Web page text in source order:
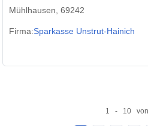
Mühlhausen, 69242
Firma:Sparkasse Unstrut-Hainich
1 - 10